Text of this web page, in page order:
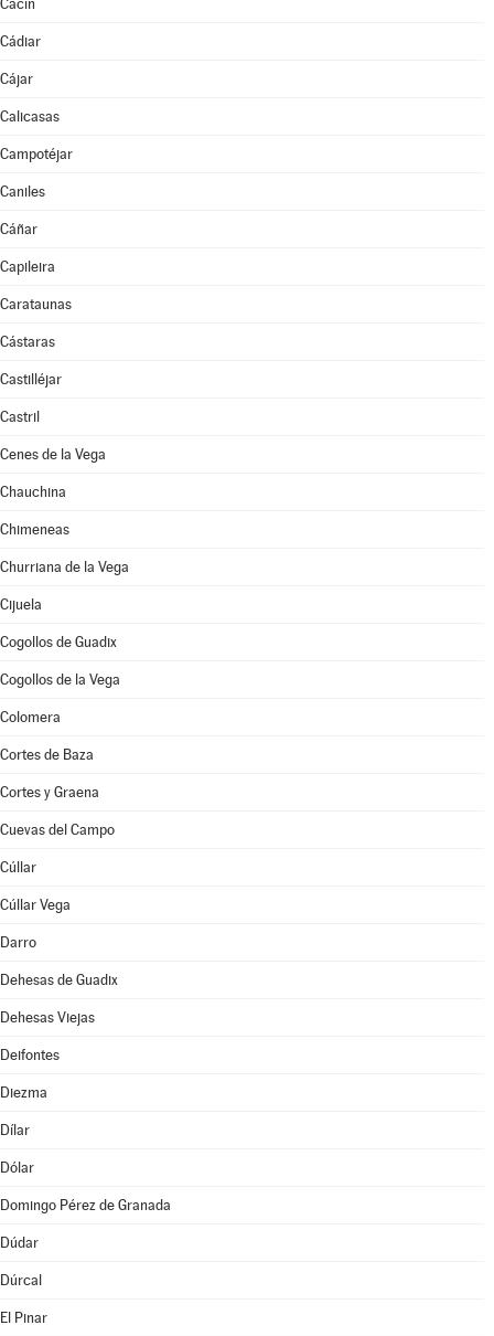
Cacín
Cádiar
Cájar
Calicasas
Campotéjar
Caniles
Cáñar
Capileira
Carataunas
Cástaras
Castilléjar
Castril
Cenes de la Vega
Chauchina
Chimeneas
Churriana de la Vega
Cijuela
Cogollos de Guadix
Cogollos de la Vega
Colomera
Cortes de Baza
Cortes y Graena
Cuevas del Campo
Cúllar
Cúllar Vega
Darro
Dehesas de Guadix
Dehesas Viejas
Deifontes
Diezma
Dílar
Dólar
Domingo Pérez de Granada
Dúdar
Dúrcal
El Pinar